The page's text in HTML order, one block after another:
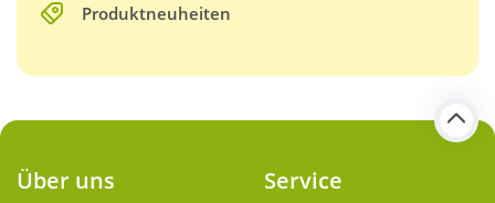
Produktneuheiten
Über uns Service